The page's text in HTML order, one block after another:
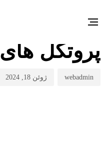
Toggle
پروتکل های VPN
webadmin ژوئن 18, 2024